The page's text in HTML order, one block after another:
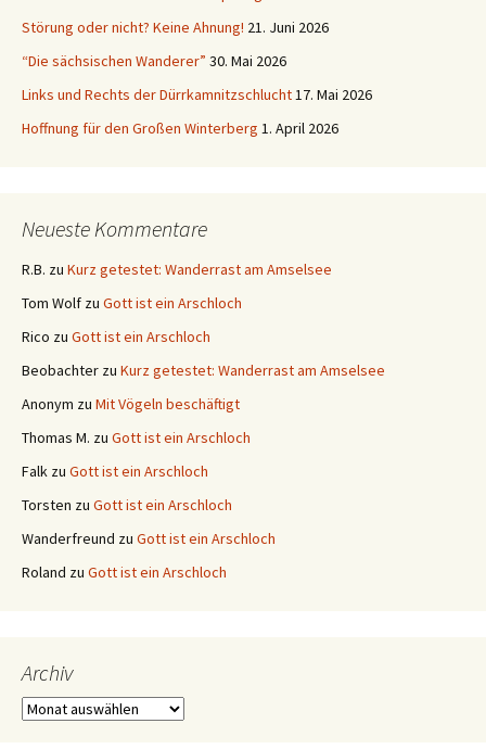
Störung oder nicht? Keine Ahnung! 21. Juni 2026
“Die sächsischen Wanderer” 30. Mai 2026
Links und Rechts der Dürrkamnitzschlucht17. Mai 2026
Hoffnung für den Großen Winterberg 1. April 2026
Neueste Kommentare
R.B. zu Kurz getestet: Wanderrast am Amselsee
Tom Wolf zu Gott ist ein Arschloch
Rico zu Gott ist ein Arschloch
Beobachter zu Kurz getestet: Wanderrast am Amselsee
Anonym zu Mit Vögeln beschäftigt
Thomas M. zu Gott ist ein Arschloch
Falk zu Gott ist ein Arschloch
Torsten zu Gott ist ein Arschloch
Wanderfreund zu Gott ist ein Arschloch
Roland zu Gott ist ein Arschloch
Archiv
Archiv